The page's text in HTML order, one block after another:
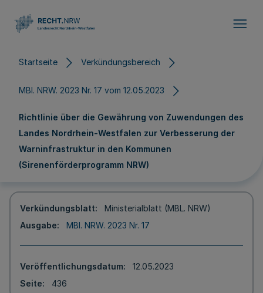
Startseite Verkündungsbereich
MBl. NRW. 2023 Nr. 17 vom 12.05.2023
Richtlinie über die Gewährung von Zuwendungen des
Landes Nordrhein-Westfalen zur Verbesserung der
Warninfrastruktur in den Kommunen
(Sirenenförderprogramm NRW)
Verkündungsblatt
Ministerialblatt (MBL. NRW)
Ausgabe
MBl. NRW. 2023 Nr. 17
Veröffentlichungsdatum
12.05.2023
Seite
436